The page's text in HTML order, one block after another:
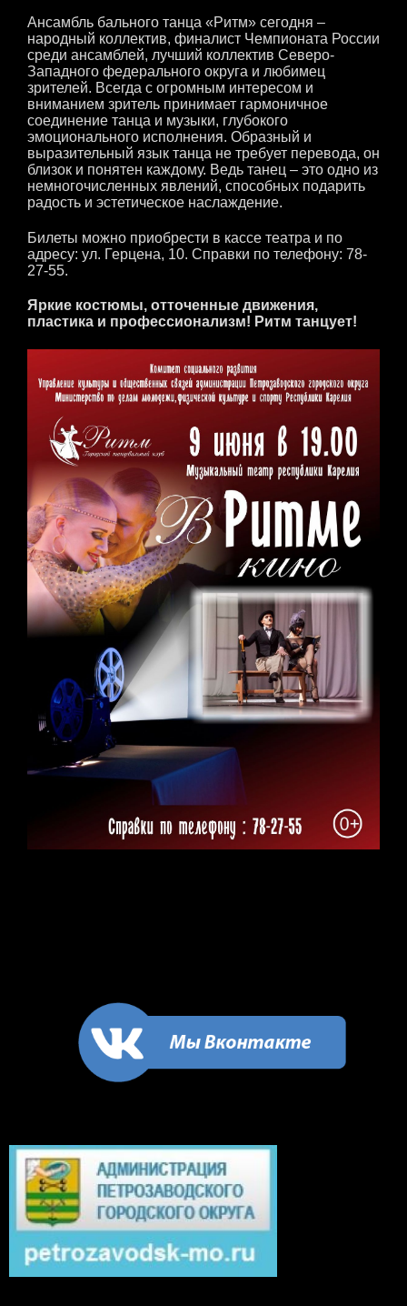
Ансамбль бального танца «Ритм» сегодня –
народный коллектив, финалист Чемпионата России
среди ансамблей, лучший коллектив Северо-
Западного федерального округа и любимец
зрителей. Всегда с огромным интересом и
вниманием зритель принимает гармоничное
соединение танца и музыки, глубокого
эмоционального исполнения. Образный и
выразительный язык танца не требует перевода, он
близок и понятен каждому. Ведь танец – это одно из
немногочисленных явлений, способных подарить
радость и эстетическое наслаждение.
Билеты можно приобрести в кассе театра и по
адресу: ул. Герцена, 10. Справки по телефону: 78-
27-55.
Яркие костюмы, отточенные движения,
пластика и профессионализм! Ритм танцует!